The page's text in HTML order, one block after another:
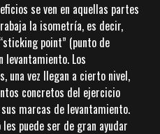
se ven en aquellas partes
la isometría, es decir,
point” (punto de
levantamiento. Los
una vez llegan a cierto nivel,
concretos del ejercicio
marcas de levantamiento.
puede ser de gran ayudar